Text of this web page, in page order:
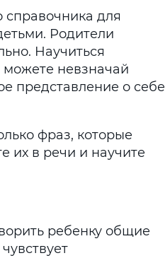
справочника для
Родители
Научиться
можете невзначай
представление о себе
фраз, которые
их в речи и научите
ребенку общие